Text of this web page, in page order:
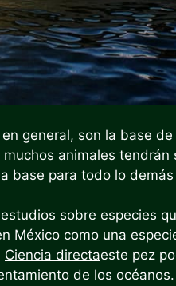
general, son la base
animales
base para todo lo
sobre especies
México como una
Ciencia directaeste pez
de los